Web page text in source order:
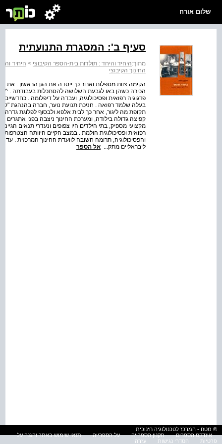
שלום אורח
סעיף ב': המסגרת התנועתית
מתוך:היחיד והיחד : תולדות בית­-הספר הקיבוצי > היחיד
החינוך הקיבוצי
הקימה צוות מטפלות וארור כך ייסדה את הגן הראשון . את
הכירה כשהן באו לגבעת השלושה להסתכלות בעבודתה . ^ . :
פדגוגיה רפואית ופסיכולוגיה, ועבדה על דיפלומה .
תקופת מה ליגור, אחר כך לבית אלפא ולבסוף לפלוגת גדרה
קפיצה גדולה בילודה, ומערכת החינוך ניצבה בפני
מקצועי מספיק, בתי הילדים היו צפופים ונעדרי תנאים
רפואית ופסיכולוגית הולמת . במצב הקיים היוותה
ליבראליים מתק... אל הספר
© מטח - המרכז לטכנולוגיה חינוכית
אינדקס הספרים
תקנון הספרייה על הספרייה
תנאי שימוש באתר והגנה על
פרטיות
הסדרי נגישות עזרה